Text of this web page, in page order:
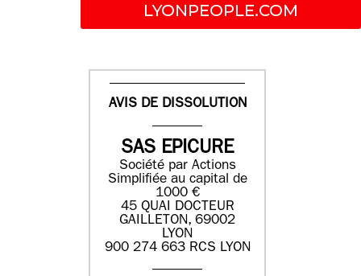
LYONPEOPLE.COM
AVIS DE DISSOLUTION
SAS EPICURE
Société par Actions
Simplifiée au capital de
1000 €
45 QUAI DOCTEUR
GAILLETON, 69002
LYON
900 274 663 RCS LYON